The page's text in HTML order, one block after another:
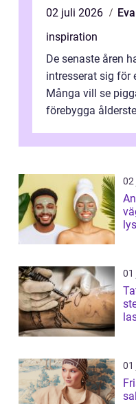
02 juli 2026
inspiration
De senaste åren
intresserat sig för
Många vill se
förebygga
02
01
01